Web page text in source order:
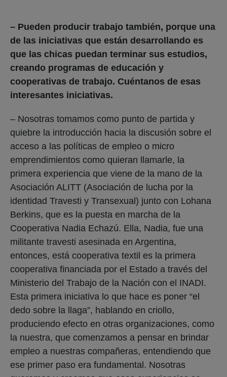
– Pueden producir trabajo también, porque una
de las iniciativas que están desarrollando es
que las chicas puedan terminar sus estudios,
creando programas de educación y
cooperativas de trabajo. Cuéntanos de esas
interesantes iniciativas.
– Nosotras tomamos como punto de partida y
quiebre la introducción hacia la discusión sobre el
acceso a las políticas de empleo o micro
emprendimientos como quieran llamarle, la
primera experiencia que viene de la mano de la
Asociación ALITT (Asociación de lucha por la
identidad Travesti y Transexual) junto con Lohana
Berkins, que es la puesta en marcha de la
Cooperativa Nadia Echazú. Ella, Nadia, fue una
militante travesti asesinada en Argentina,
entonces, está cooperativa textil es la primera
cooperativa financiada por el Estado a través del
Ministerio del Trabajo de la Nación con el INADI.
Esta primera iniciativa lo que hace es poner “el
dedo sobre la llaga”, hablando en criollo,
produciendo efecto en otras organizaciones, como
la nuestra, que comenzamos a pensar en brindar
empleo a nuestras compañeras, entendiendo que
ese primer paso era fundamental. Nosotras